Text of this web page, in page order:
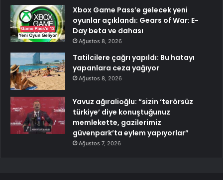
Xbox Game Pass’e gelecek yeni
oyunlar açıklandı: Gears of War: E-
Day beta ve dahası
Ağustos 8, 2026
Tatilcilere çağrı yapıldı: Bu hatayı
yapanlara ceza yağıyor
Ağustos 8, 2026
Yavuz ağıralioğlu: “sizin ‘terörsüz
türkiye’ diye konuştuğunuz
memlekette, gazilerimiz
güvenpark’ta eylem yapıyorlar”
Ağustos 7, 2026